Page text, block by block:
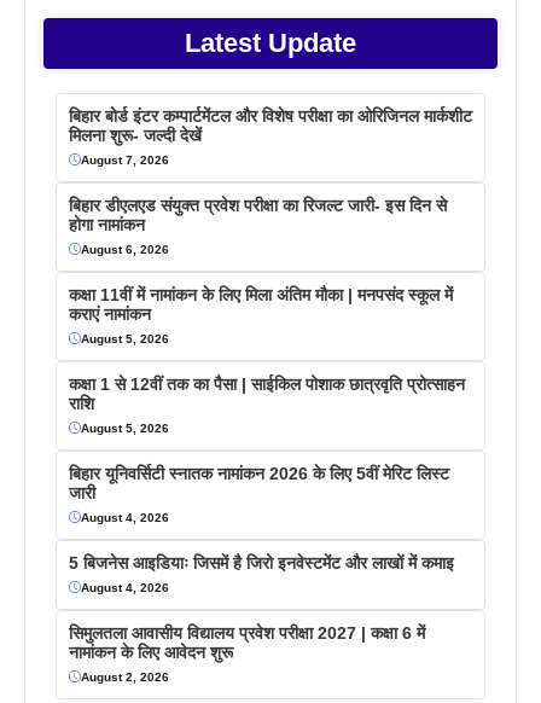
Latest Update
बिहार बोर्ड इंटर कम्पार्टमेंटल और विशेष परीक्षा का ओरिजिनल मार्कशीट
मिलना शुरू- जल्दी देखें
August 7, 2026
बिहार डीएलएड संयुक्त प्रवेश परीक्षा का रिजल्ट जारी- इस दिन से
होगा नामांकन
August 6, 2026
कक्षा 11वीं में नामांकन के लिए मिला अंतिम मौका | मनपसंद स्कूल में
कराएं नामांकन
August 5, 2026
कक्षा 1 से 12वीं तक का पैसा | साईकिल पोशाक छात्रवृति प्रोत्साहन
राशि
August 5, 2026
बिहार यूनिवर्सिटी स्नातक नामांकन 2026 के लिए 5वीं मेरिट लिस्ट
जारी
August 4, 2026
5 बिजनेस आइडियाः जिसमें है जिरो इनवेस्टमेंट और लाखों में कमाइ
August 4, 2026
सिमुलतला आवासीय विद्यालय प्रवेश परीक्षा 2027 | कक्षा 6 में
नामांकन के लिए आवेदन शुरू
August 2, 2026